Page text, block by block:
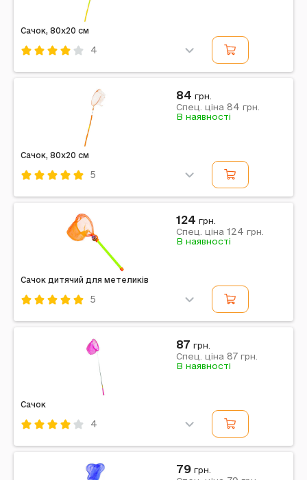
Сачок, 80x20 см
4
Примітка: Габарити в упаковці: 20 x 80 x 1 см |
Габарити без упаковки: 20 x 80 x 1 см
Сачок, 80x20 см
5
Помаранчевий
Примітка: Габарити в упаковці: 20 x 80 x 1 см |
Габарити без упаковки: 20 x 80 x 1 см
84 грн.
Спец. ціна 84 грн.
В наявності
Сачок дитячий для метеликів
5
Примітка: Діаметр: 1,4 см (ручка), 16,5 см (сачок) |
Довжина: 46,5 см | Країна виробник: Китай |
Матеріал: Полістирол, ПВХ, 100% поліестер, залізо
124 грн.
Спец. ціна 124 грн.
В наявності
Сачок
4
Комбінований
87 грн.
Спец. ціна 87 грн.
В наявності
79 грн.